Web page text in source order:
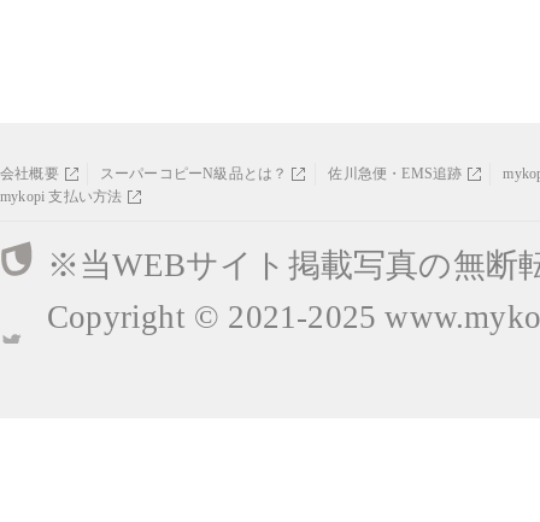
会社概要 スーパーコピーN級品とは？ 佐川急便・EMS追跡
mykopi 支払い方法
※当WEBサイト掲載写真の無断
Copyright © 2021-2025